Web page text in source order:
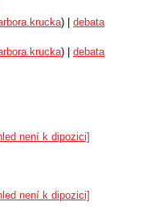
) | debata
) | debata
není k dipozici]
není k dipozici]